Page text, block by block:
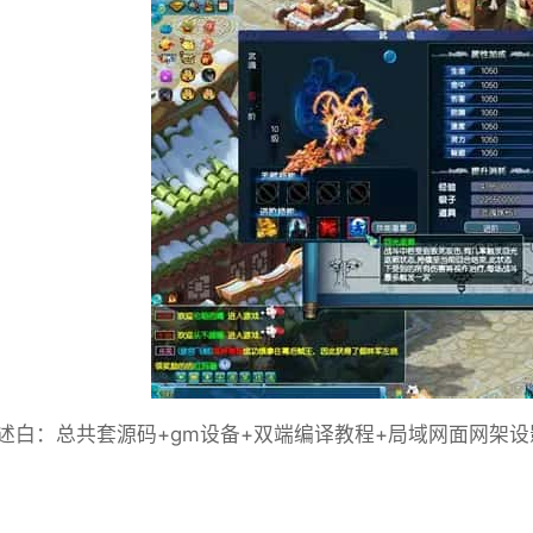
白：总共套源码+gm设备+双端编译教程+局域网面网架